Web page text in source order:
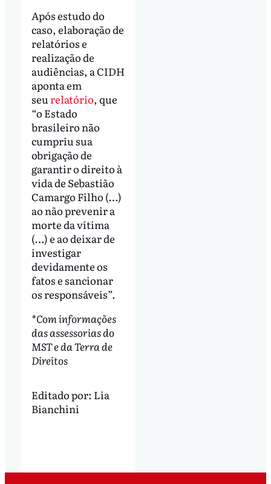
Após estudo do
caso, elaboração de
relatórios e
realização de
audiências, a CIDH
aponta em
seu relatório, que
“o Estado
brasileiro não
cumpriu sua
obrigação de
garantir o direito à
vida de Sebastião
Camargo Filho (…)
ao não prevenir a
morte da vítima
(…) e ao deixar de
investigar
devidamente os
fatos e sancionar
os responsáveis”.
*Com informações
das assessorias do
MST e da Terra de
Direitos
Editado por: Lia
Bianchini